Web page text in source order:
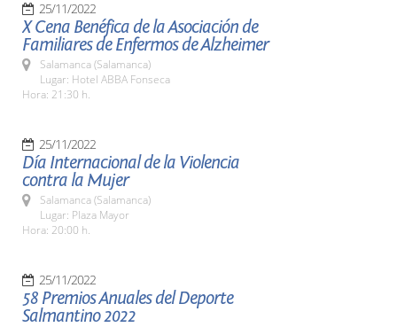
25/11/2022
X Cena Benéfica de la Asociación de
Familiares de Enfermos de Alzheimer
Salamanca (Salamanca)
Lugar: Hotel ABBA Fonseca
Hora: 21:30 h.
25/11/2022
Día Internacional de la Violencia
contra la Mujer
Salamanca (Salamanca)
Lugar: Plaza Mayor
Hora: 20:00 h.
25/11/2022
58 Premios Anuales del Deporte
Salmantino 2022